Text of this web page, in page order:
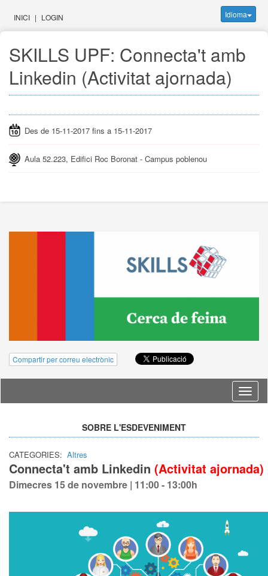
INICI | LOGIN Idioma
SKILLS UPF: Connecta't amb
Linkedin (Activitat ajornada)
Des de 15-11-2017 fins a 15-11-2017
Aula 52.223, Edifici Roc Boronat - Campus poblenou
Compartir per correu electrònic
Idioma
SOBRE L'ESDEVENIMENT
CATEGORIES: Altres
Connecta't amb Linkedin (Activitat ajornada)
Dimecres 15 de novembre | 11:00 - 13:00h